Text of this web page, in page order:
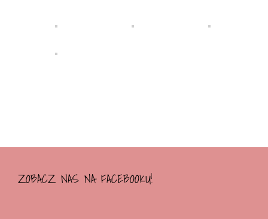
ZOBACZ NAS NA FACEBOOKU!